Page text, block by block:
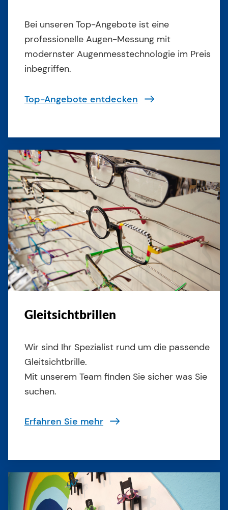
Bei unseren Top-Angebote ist eine
professionelle Augen-Messung mit
modernster Augenmesstechnologie im Preis
inbegriffen.
Top-Angebote entdecken
Gleitsichtbrillen
Wir sind Ihr Spezialist rund um die passende
Gleitsichtbrille.
Mit unserem Team finden Sie sicher was Sie
suchen.
Erfahren Sie mehr